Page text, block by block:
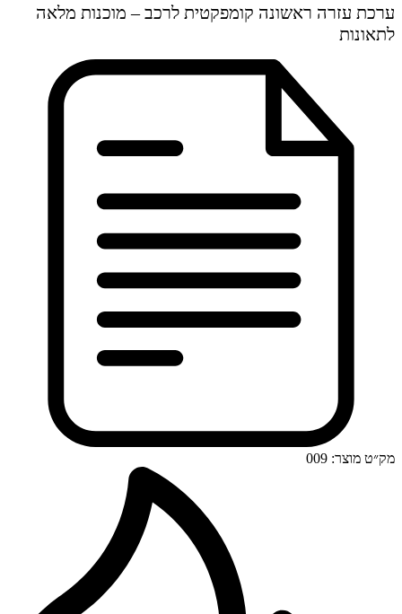
ערכת עזרה ראשונה קומפקטית לרכב – מוכנות מלאה
לתאונות
מק״ט מוצר: 009